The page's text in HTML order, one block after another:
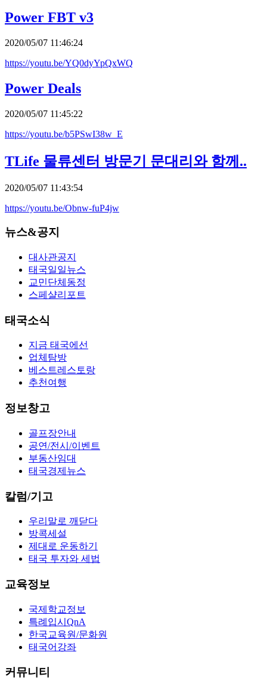
Power FBT v3
2020/05/07 11:46:24
https://youtu.be/YQ0dyYpQxWQ
Power Deals
2020/05/07 11:45:22
https://youtu.be/b5PSwI38w_E
TLife 물류센터 방문기 문대리와 함께..
2020/05/07 11:43:54
https://youtu.be/Obnw-fuP4jw
뉴스&공지
대사관공지
태국일일뉴스
교민단체동정
스페샬리포트
태국소식
지금 태국에선
업체탐방
베스트레스토랑
추천여행
정보창고
골프장안내
공연/전시/이벤트
부동산임대
태국경제뉴스
칼럼/기고
우리말로 깨닫다
방콕세설
제대로 운동하기
태국 투자와 세법
교육정보
국제학교정보
특례입시QnA
한국교육원/문화원
태국어강좌
커뮤니티